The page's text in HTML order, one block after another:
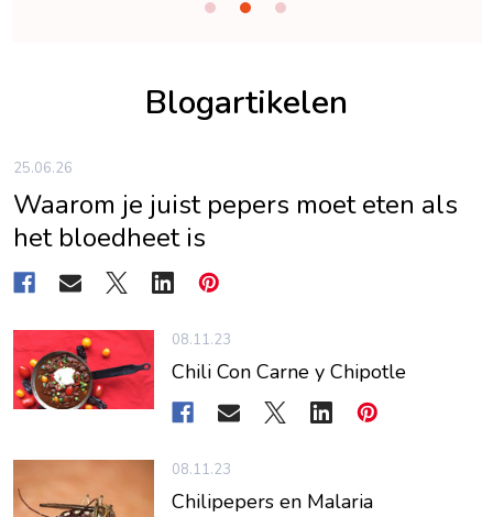
Blogartikelen
Waarom je juist pepers moet eten als
het bloedheet is
25.06.26
Chili Con Carne y Chipotle
08.11.23
Chilipepers en Malaria
08.11.23